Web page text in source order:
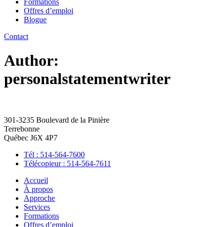
Formations
Offres d’emploi
Blogue
Contact
Author:
personalstatementwriter
301-3235 Boulevard de la Pinière
Terrebonne
Québec J6X 4P7
Tél : 514-564-7600
Télécopieur : 514-564-7611
Accueil
À propos
Approche
Services
Formations
Offres d’emploi